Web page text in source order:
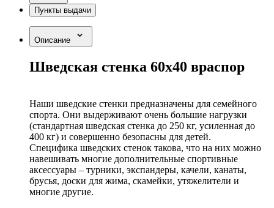
Пункты выдачи
Описание
Шведская стенка 60х40 враспор
Наши шведские стенки предназначены для семейного
спорта. Они выдерживают очень большие нагрузки
(стандартная шведская стенка до 250 кг, усиленная до
400 кг) и совершенно безопасны для детей.
Специфика шведских стенок такова, что на них можно
навешивать многие дополнительные спортивные
аксессуары – турники, экспандеры, качели, канаты,
брусья, доски для жима, скамейки, утяжелители и
многие другие.